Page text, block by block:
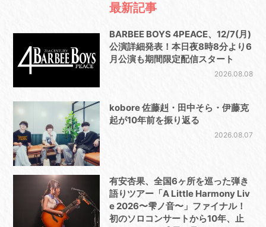
最新記事
BARBEE BOYS 4PEACE、12/7(月)
公演詳細発表！本日夜8時8分より6
月公演も期間限定配信スタート
2026.08.08
kobore 佐藤赳・田中そら・伊藤克
起が10年前を振り返る
2026.08.07
有安杏果、全国6ヶ所を巡った弾き
語りツアー「A Little Harmony Liv
e 2026〜雫ノ音〜」ファイナル！
初のソロコンサートから10年、止